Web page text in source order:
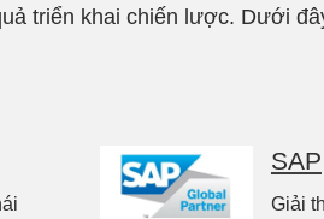
triển khai chiến lược. Dưới
SAP
Giải